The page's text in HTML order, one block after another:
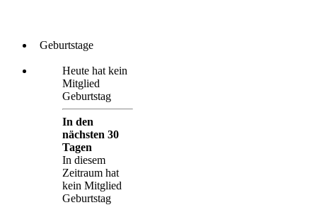
Geburtstage
Heute hat kein
Mitglied
Geburtstag
In den
nächsten 30
Tagen
In diesem
Zeitraum hat
kein Mitglied
Geburtstag